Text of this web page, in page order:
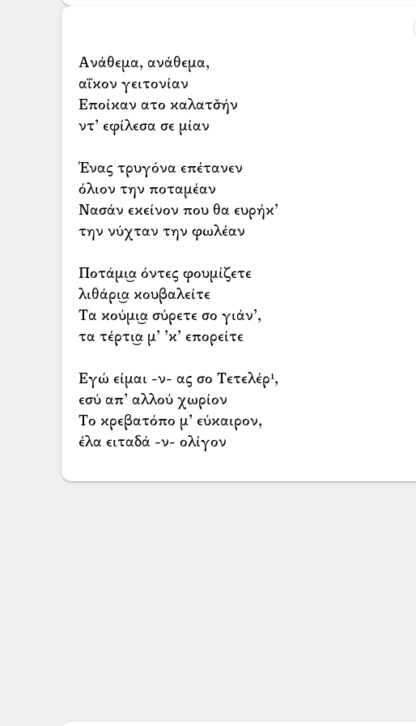
Ανάθεμα, ανάθεμα,
αΐκον γειτονίαν
Εποίκαν ατο καλατσ̌ήν
ντ’ εφίλεσα σε μίαν
Ένας τρυγόνα επέτανεν
όλιον την ποταμέαν
Νασάν εκείνον που θα ευρήκ’
την νύχταν την φωλέαν
Ποτάμι͜α όντες φουμίζετε
λιθάρι͜α κουβαλείτε
Τα κούμι͜α σύρετε σο γιάν’,
τα τέρτι͜α μ’ ’κ’ επορείτε
Εγώ είμαι -ν- ας σο Τετελέρ¹,
εσύ απ’ αλλού χωρίον
Το κρεβατόπο μ’ εύκαιρον,
έλα ειταδά -ν- ολίγον